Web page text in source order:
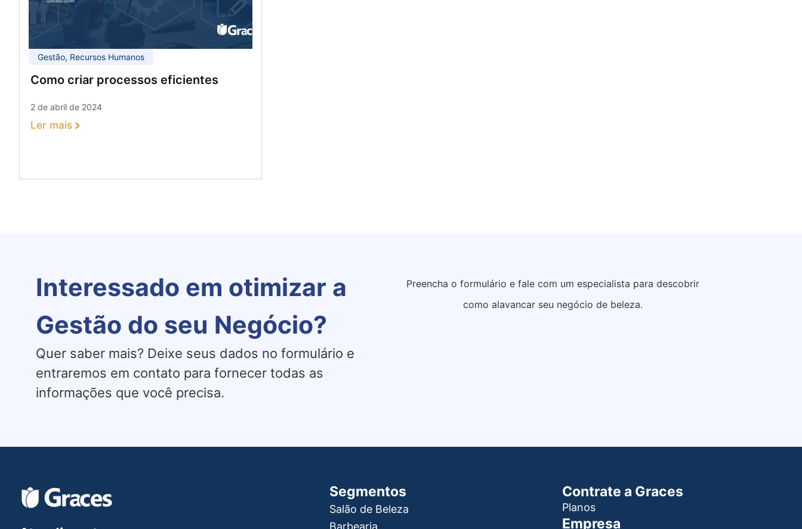
Gestão, Recursos Humanos
Como criar processos eficientes
2 de abril de 2024
Ler mais
Interessado em otimizar a
Gestão do seu Negócio?
Quer saber mais? Deixe seus dados no formulário e
entraremos em contato para fornecer todas as
informações que você precisa.
Preencha o formulário e fale com um especialista para descobrir
como alavancar seu negócio de beleza.
Segmentos
Salão de Beleza
Contrate a Graces
Planos
Empresa